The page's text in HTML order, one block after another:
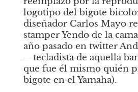
logotipo del bigote
diseñador Carlos Mayo
stamper Yendo de la
año pasado en twitter
—tecladista de aquella
que fue él mismo quién
bigote en el Yamaha).